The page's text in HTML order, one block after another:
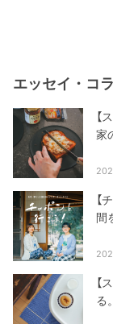
エッセイ・コ
【
家
【
間
【
る